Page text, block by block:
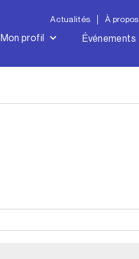
Actualités À propos
Mon profil Événements